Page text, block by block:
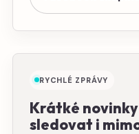
RYCHLÉ ZPRÁVY
Krátké
sledovat i